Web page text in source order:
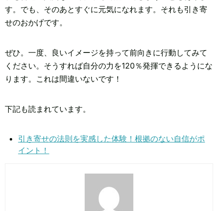
す。でも、そのあとすぐに元気になれます。それも引き寄
せのおかげです。
ぜひ。一度、良いイメージを持って前向きに行動してみて
ください。そうすれば自分の力を120％発揮できるようにな
ります。これは間違いないです！
下記も読まれています。
引き寄せの法則を実感した体験！根拠のない自信がポ
イント！